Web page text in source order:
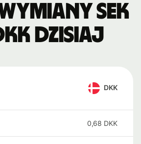
SEK
dzisiaj
DKK
0,68 DKK